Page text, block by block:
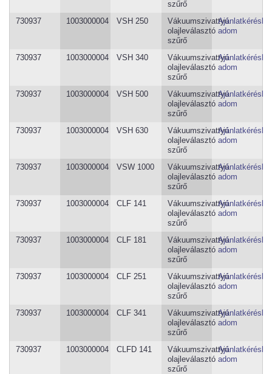
szűrő
730937
1003000004 VSH 250
Vákuumszivattyú
olajleválasztó
szűrő
adom
730937 1003000004 VSH 340
Vákuumszivattyú
olajleválasztó
szűrő
adom
730937 1003000004 VSH 500
Vákuumszivattyú
olajleválasztó
szűrő
adom
730937 1003000004 VSH 630
Vákuumszivattyú
olajleválasztó
szűrő
adom
730937 1003000004 VSW 1000
Vákuumszivattyú
olajleválasztó
szűrő
adom
730937 1003000004 CLF 141
Vákuumszivattyú
olajleválasztó
szűrő
adom
730937 1003000004 CLF 181
Vákuumszivattyú
olajleválasztó
szűrő
adom
730937 1003000004 CLF 251
Vákuumszivattyú
olajleválasztó
szűrő
adom
730937 1003000004 CLF 341
Vákuumszivattyú
olajleválasztó
szűrő
adom
730937 1003000004 CLFD 141
Vákuumszivattyú
olajleválasztó
szűrő
adom